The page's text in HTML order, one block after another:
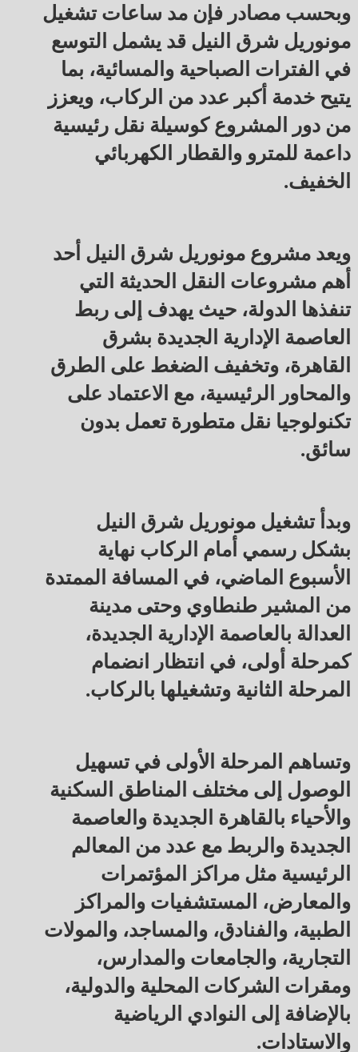
وبحسب مصادر فإن مد ساعات تشغيل
مونوريل شرق النيل قد يشمل التوسع
في الفترات الصباحية والمسائية، بما
يتيح خدمة أكبر عدد من الركاب، ويعزز
من دور المشروع كوسيلة نقل رئيسية
داعمة للمترو والقطار الكهربائي
الخفيف.
ويعد مشروع مونوريل شرق النيل أحد
أهم مشروعات النقل الحديثة التي
تنفذها الدولة، حيث يهدف إلى ربط
العاصمة الإدارية الجديدة بشرق
القاهرة، وتخفيف الضغط على الطرق
والمحاور الرئيسية، مع الاعتماد على
تكنولوجيا نقل متطورة تعمل بدون
سائق.
وبدأ تشغيل مونوريل شرق النيل
بشكل رسمي أمام الركاب نهاية
الأسبوع الماضي، في المسافة الممتدة
من المشير طنطاوي وحتى مدينة
العدالة بالعاصمة الإدارية الجديدة،
كمرحلة أولى، في انتظار انضمام
المرحلة الثانية وتشغيلها بالركاب.
وتساهم المرحلة الأولى في تسهيل
الوصول إلى مختلف المناطق السكنية
والأحياء بالقاهرة الجديدة والعاصمة
الجديدة والربط مع عدد من المعالم
الرئيسية مثل مراكز المؤتمرات
والمعارض، المستشفيات والمراكز
الطبية، والفنادق، والمساجد، والمولات
التجارية، والجامعات والمدارس،
ومقرات الشركات المحلية والدولية،
بالإضافة إلى النوادي الرياضية
والاستادات.